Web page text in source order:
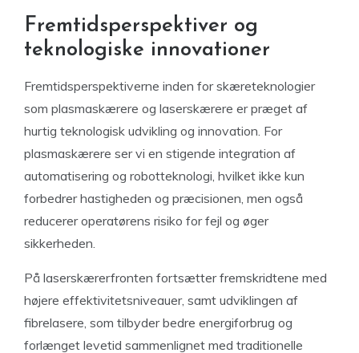
Fremtidsperspektiver og
teknologiske innovationer
Fremtidsperspektiverne inden for skæreteknologier
som plasmaskærere og laserskærere er præget af
hurtig teknologisk udvikling og innovation. For
plasmaskærere ser vi en stigende integration af
automatisering og robotteknologi, hvilket ikke kun
forbedrer hastigheden og præcisionen, men også
reducerer operatørens risiko for fejl og øger
sikkerheden.
På laserskærerfronten fortsætter fremskridtene med
højere effektivitetsniveauer, samt udviklingen af
fibrelasere, som tilbyder bedre energiforbrug og
forlænget levetid sammenlignet med traditionelle